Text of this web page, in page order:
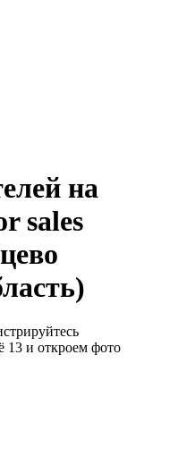
на
sales
13 и откроем фото